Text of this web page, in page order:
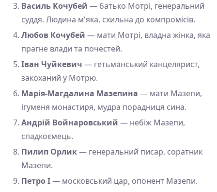
Василь Кочубей — батько Мотрі, генеральний
суддя. Людина м'яка, схильна до компромісів.
Любов Кочубей — мати Мотрі, владна жінка, яка
прагне влади та почестей.
Іван Чуйкевич — гетьманський канцелярист,
закоханий у Мотрю.
Марія-Магдалина Мазепина — мати Мазепи,
ігуменя монастиря, мудра порадниця сина.
Андрій Войнаровський — небіж Мазепи,
спадкоємець.
Пилип Орлик— генеральний писар, соратник
Мазепи.
Петро І— московський цар, опонент Мазепи.